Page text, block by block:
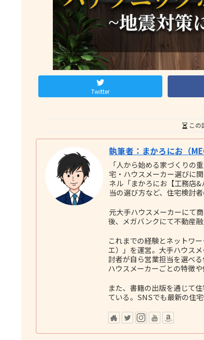
Twitter
この
執筆者：まかろにお（
「人から始める家づくりの
宅・ハウスメーカー選びに
ネル「まかろにお【工務店
当の選び方など、住宅検討
元大手ハウスメーカーにて
後、メガバンクにて不動産
これまでの経験とネットワ
エ）」を運営。大手ハウス
討者が自ら営業担当を選べ
ハウスメーカーごとの特徴や
また、書籍の出版を通じて
ている。SNSでも最新の住